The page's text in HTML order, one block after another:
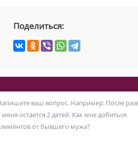
Поделиться: